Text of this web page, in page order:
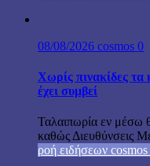
08/08/2026 cosmos 0
Χωρίς πινακίδες τα
έχει συμβεί
Ταλαιπωρία εν μέσω
καθώς Διευθύνσεις
ροή ειδήσεων